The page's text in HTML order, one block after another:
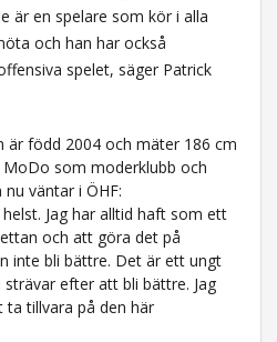
är en spelare som kör i alla
och han har också
spelet, säger Patrick
är född 2004 och mäter 186 cm
som moderklubb och
väntar i ÖHF:
Jag har alltid haft som ett
och att göra det på
inte bli bättre. Det är ett ungt
efter att bli bättre. Jag
tillvara på den här